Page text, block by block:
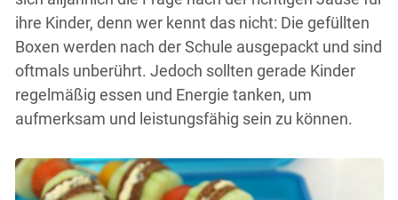
ihre Kinder, denn wer kennt das nicht: Die gefüllten
Boxen werden nach der Schule ausgepackt und sind
oftmals unberührt. Jedoch sollten gerade Kinder
regelmäßig essen und Energie tanken, um
aufmerksam und leistungsfähig sein zu können.